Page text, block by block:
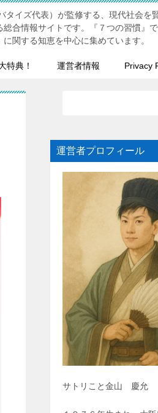
タイズ代表）が監修する、現代社会を
合情報サイトです。『７つの習慣』
関する知恵を中心に集めています。
特典！ 運営者情報 Privacy
運営者プロフィール
サトリこと金山 慶允